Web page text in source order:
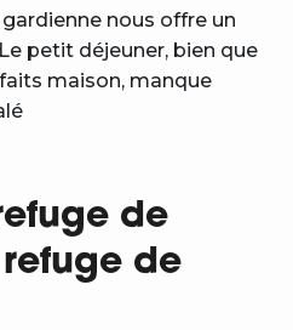
nous offre un
petit déjeuner, bien que
maison, manque
de
de